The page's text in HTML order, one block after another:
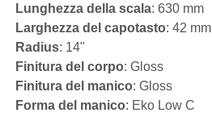
Lunghezza della scala: 630 mm
Larghezza del capotasto: 42 mm
Radius: 14"
Finitura del corpo: Gloss
Finitura del manico: Gloss
Forma del manico: Eko Low C